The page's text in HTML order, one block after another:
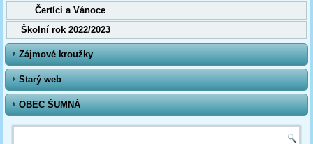
Čertíci a Vánoce
Školní rok 2022/2023
Zájmové kroužky
Starý web
OBEC ŠUMNÁ
Vyhledávání